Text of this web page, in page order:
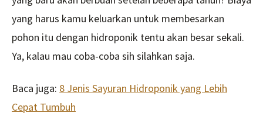
yang harus kamu keluarkan untuk membesarkan
pohon itu dengan hidroponik tentu akan besar sekali.
Ya, kalau mau coba-coba sih silahkan saja.
Baca juga: 8 Jenis Sayuran Hidroponik yang Lebih
Cepat Tumbuh